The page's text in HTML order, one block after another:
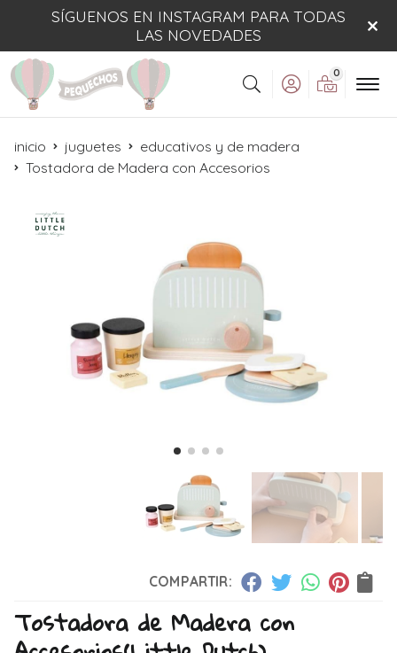
SÍGUENOS EN INSTAGRAM PARA TODAS
LAS NOVEDADES
Buscar
0
inicio juguetes
educativos y de madera
Tostadora de Madera con Accesorios
COMPARTIR:
Tostadora de Madera con